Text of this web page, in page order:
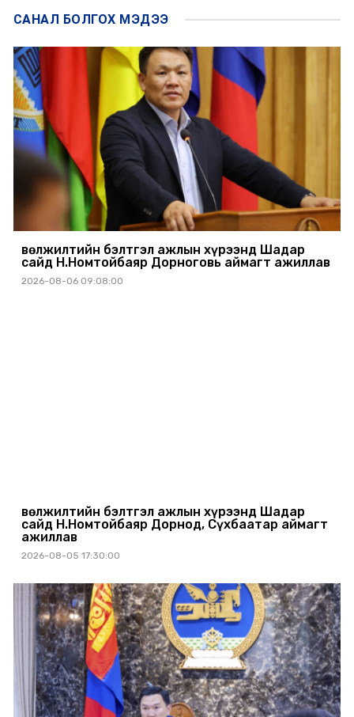
САНАЛ БОЛГОХ МЭДЭЭ
Өвөлжилтийн бэлтгэл ажлын хүрээнд Шадар
сайд Н.Номтойбаяр Дорноговь аймагт ажиллав
2026-08-06 09:08:00
Өвөлжилтийн бэлтгэл ажлын хүрээнд Шадар
сайд Н.Номтойбаяр Дорнод, Сүхбаатар аймагт
ажиллав
2026-08-05 17:30:00